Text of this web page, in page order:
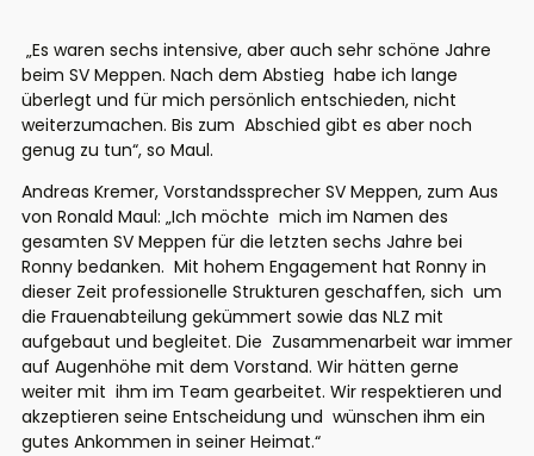
„Es waren sechs intensive, aber auch sehr schöne Jahre
beim SV Meppen. Nach dem Abstieg habe ich lange
überlegt und für mich persönlich entschieden, nicht
weiterzumachen. Bis zum Abschied gibt es aber noch
genug zu tun“, so Maul.
Andreas Kremer, Vorstandssprecher SV Meppen, zum Aus
von Ronald Maul: „Ich möchte mich im Namen des
gesamten SV Meppen für die letzten sechs Jahre bei
Ronny bedanken. Mit hohem Engagement hat Ronny in
dieser Zeit professionelle Strukturen geschaffen, sich um
die Frauenabteilung gekümmert sowie das NLZ mit
aufgebaut und begleitet. Die Zusammenarbeit war immer
auf Augenhöhe mit dem Vorstand. Wir hätten gerne
weiter mit ihm im Team gearbeitet. Wir respektieren und
akzeptieren seine Entscheidung und wünschen ihm ein
gutes Ankommen in seiner Heimat.“